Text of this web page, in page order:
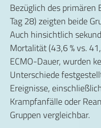
Bezüglich des primären
Tag 28) zeigten beide
Auch hinsichtlich
Mortalität (43,6 % vs.
ECMO-Dauer, wurden
Unterschiede
Ereignisse,
Krampfanfälle oder
Gruppen vergleichbar.